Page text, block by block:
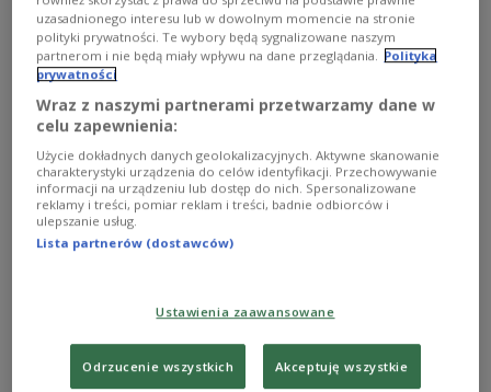
Tradycja spotyka wrażliwość
Tradycja polska w muzyce organowej jest bardzo
silna i bogata. Wyniosłem ją z domu. Mój ojciec był
organistą. Dom i moje pochodzenie dają mi ogromną
siłę w pracy artystycznej— mówi Karol
Mossakowski.
Jego wrażliwość kulturowa — wynikająca z
obcowania z dwoma językami i kulturami — oraz
sprawiają, iż jego muzyka przemawia do szerokiej
uzasadnionego interesu lub w dowolnym momencie na stronie
polityki prywatności. Te wybory będą sygnalizowane naszym
partnerom i nie będą miały wpływu na dane przeglądania.
Polityka
prywatności
Wraz z naszymi partnerami przetwarzamy dane w
celu zapewnienia:
Użycie dokładnych danych geolokalizacyjnych. Aktywne skanowanie
charakterystyki urządzenia do celów identyfikacji. Przechowywanie
informacji na urządzeniu lub dostęp do nich. Spersonalizowane
reklamy i treści, pomiar reklam i treści, badnie odbiorców i
ulepszanie usług.
Lista partnerów (dostawców)
Ustawienia zaawansowane
Odrzucenie wszystkich Akceptuję wszystkie